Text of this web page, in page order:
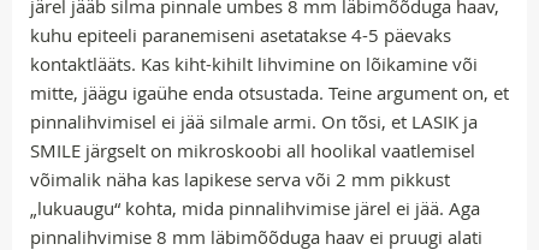
järel jääb silma pinnale umbes 8 mm läbimõõduga haav,
kuhu epiteeli paranemiseni asetatakse 4-5 päevaks
kontaktlääts. Kas kiht-kihilt lihvimine on lõikamine või
mitte, jäägu igaühe enda otsustada. Teine argument on, et
pinnalihvimisel ei jää silmale armi. On tõsi, et LASIK ja
SMILE järgselt on mikroskoobi all hoolikal vaatlemisel
võimalik näha kas lapikese serva või 2 mm pikkust
„lukuaugu“ kohta, mida pinnalihvimise järel ei jää. Aga
pinnalihvimise 8 mm läbimõõduga haav ei pruugi alati